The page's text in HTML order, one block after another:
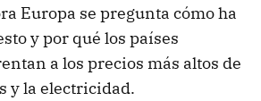
Europa se pregunta cómo ha
y por qué los países
a los precios más altos de
y la electricidad.